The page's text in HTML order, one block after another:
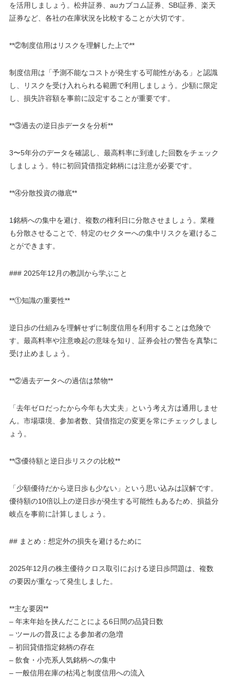
を活用しましょう。松井証券、auカブコム証券、SBI証券、楽天
証券など、各社の在庫状況を比較することが大切です。
**②制度信用はリスクを理解した上で**
制度信用は「予測不能なコストが発生する可能性がある」と認識
し、リスクを受け入れられる範囲で利用しましょう。少額に限定
し、損失許容額を事前に設定することが重要です。
**③過去の逆日歩データを分析**
3〜5年分のデータを確認し、最高料率に到達した回数をチェック
しましょう。特に初回貸借指定銘柄には注意が必要です。
**④分散投資の徹底**
1銘柄への集中を避け、複数の権利日に分散させましょう。業種
も分散させることで、特定のセクターへの集中リスクを避けるこ
とができます。
### 2025年12月の教訓から学ぶこと
**①知識の重要性**
逆日歩の仕組みを理解せずに制度信用を利用することは危険で
す。最高料率や注意喚起の意味を知り、証券会社の警告を真摯に
受け止めましょう。
**②過去データへの過信は禁物**
「去年ゼロだったから今年も大丈夫」という考え方は通用しませ
ん。市場環境、参加者数、貸借指定の変更を常にチェックしまし
ょう。
**③優待額と逆日歩リスクの比較**
「少額優待だから逆日歩も少ない」という思い込みは誤解です。
優待額の10倍以上の逆日歩が発生する可能性もあるため、損益分
岐点を事前に計算しましょう。
## まとめ：想定外の損失を避けるために
2025年12月の株主優待クロス取引における逆日歩問題は、複数
の要因が重なって発生しました。
**主な要因**
– 年末年始を挟んだことによる6日間の品貸日数
– ツールの普及による参加者の急増
– 初回貸借指定銘柄の存在
– 飲食・小売系人気銘柄への集中
– 一般信用在庫の枯渇と制度信用への流入